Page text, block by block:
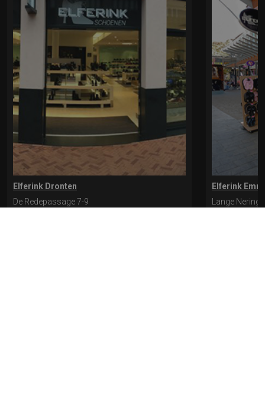
Elferink Dronten
De Redepassage 7-9
Elferink
Lange Nering